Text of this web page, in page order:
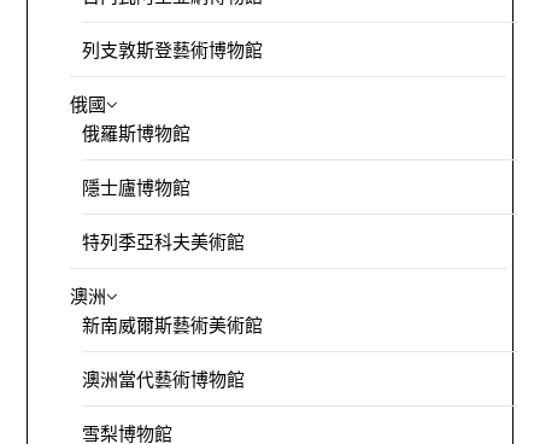
列支敦斯登藝術博物館
俄國
俄羅斯博物館
隱士廬博物館
特列季亞科夫美術館
澳洲
新南威爾斯藝術美術館
澳洲當代藝術博物館
雪梨博物館